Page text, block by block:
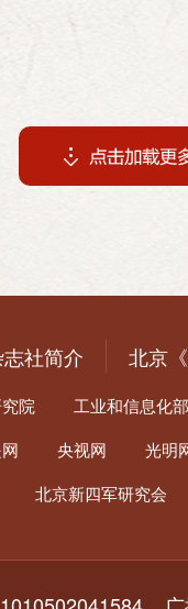
志社简介 北京
院 工业和信息化部
央视网 光明
北京新四军研究会